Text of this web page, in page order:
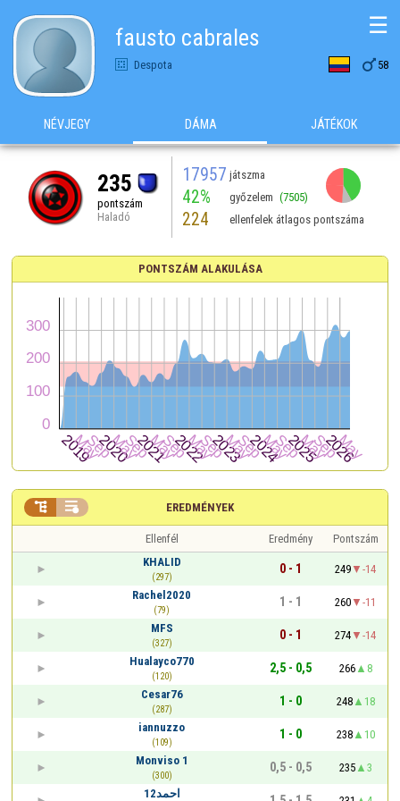
fausto cabrales
Despota  58
☰
NÉVJEGY DÁMA JÁTÉKOK
235
pontszám
Haladó
17957 játszma
42% győzelem (7505)
224 ellenfelek átlagos pontszáma
PONTSZÁM ALAKULÁSA
EREDMÉNYEK
 
Ellenfél Eredmény
Pontszám
KHALID
(297)
0 - 1 249
-14
Rachel2020
(79)
1 - 1 260
-11
MFS
(327)
0 - 1 274
-14
Hualayco770
(120)
2,5 - 0,5 266
8
Cesar76
(287)
1 - 0 248
18
iannuzzo
(109)
1 - 0 238
10
Monviso 1
(300)
0,5 - 0,5 235
3
احمد12